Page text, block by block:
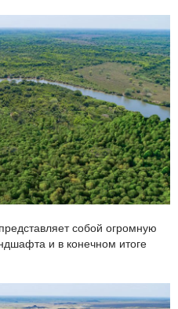
собой огромную
и в конечном итоге